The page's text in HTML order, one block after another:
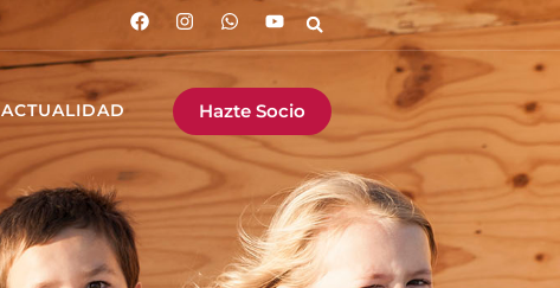
ACTUALIDAD Hazte Socio